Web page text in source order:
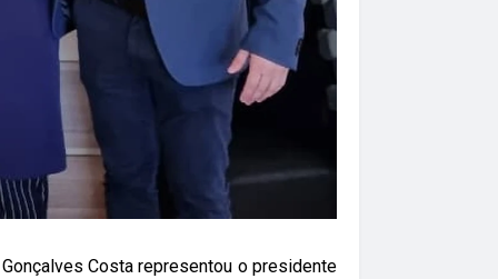
Costa representou o presidente